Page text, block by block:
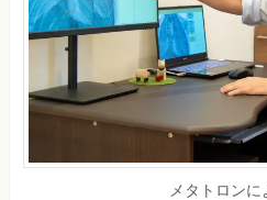
メタトロンに